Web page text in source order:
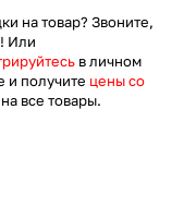
на товар? Звоните,
Или
в личном
и получите цены со
на все товары.